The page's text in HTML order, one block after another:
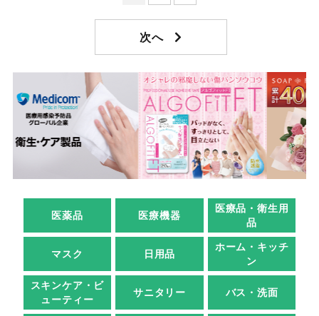
医薬品 医療機器
医療品・衛生用
品
マスク 日用品
ホーム・キッチ
ン
スキンケア・ビ
ューティー
サニタリー バス・洗面